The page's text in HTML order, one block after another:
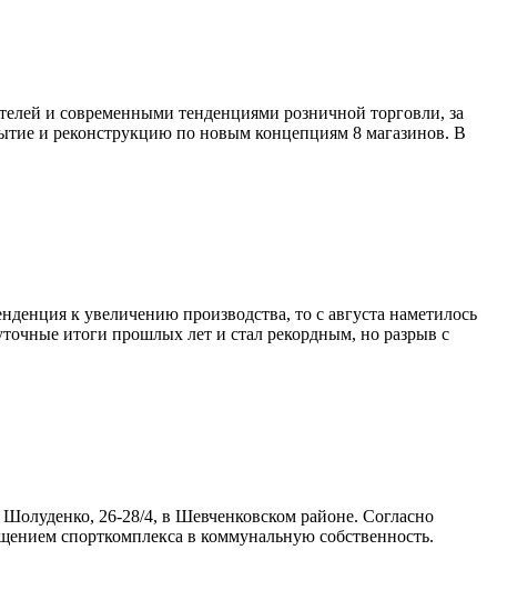
и современными тенденциями розничной торговли, за
и реконструкцию по новым концепциям 8 магазинов. В
к увеличению производства, то с августа наметилось
итоги прошлых лет и стал рекордным, но разрыв с
26-28/4, в Шевченковском районе. Согласно
спорткомплекса в коммунальную собственность.